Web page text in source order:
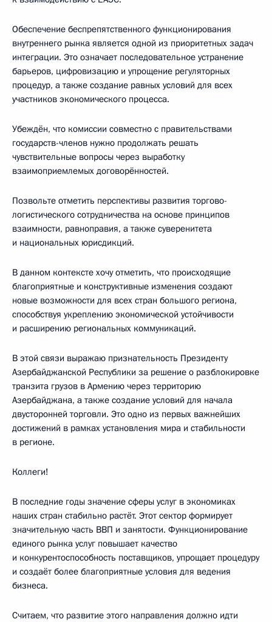
Обеспечение беспрепятственного функционирования
внутреннего рынка является одной из приоритетных задач
интеграции. Это означает последовательное устранение
барьеров, цифровизацию и упрощение регуляторных
процедур, а также создание равных условий для всех
участников экономического процесса.
Убеждён, что комиссии совместно с правительствами
государств-членов нужно продолжать решать
чувствительные вопросы через выработку
взаимоприемлемых договорённостей.
Позвольте отметить перспективы развития торгово-
логистического сотрудничества на основе принципов
взаимности, равноправия, а также суверенитета
и национальных юрисдикций.
В данном контексте хочу отметить, что происходящие
благоприятные и конструктивные изменения создают
новые возможности для всех стран большого региона,
способствуя укреплению экономической устойчивости
и расширению региональных коммуникаций.
В этой связи выражаю признательность Президенту
Азербайджанской Республики за решение о разблокировке
транзита грузов в Армению через территорию
Азербайджана, а также создание условий для начала
двусторонней торговли. Это одно из первых важнейших
достижений в рамках установления мира и стабильности
в регионе.
Коллеги!
В последние годы значение сферы услуг в экономиках
наших стран стабильно растёт. Этот сектор формирует
значительную часть ВВП и занятости. Функционирование
единого рынка услуг повышает качество
и конкурентоспособность поставщиков, упрощает процедуру
и создаёт более благоприятные условия для ведения
бизнеса.
Считаем, что развитие этого направления должно идти